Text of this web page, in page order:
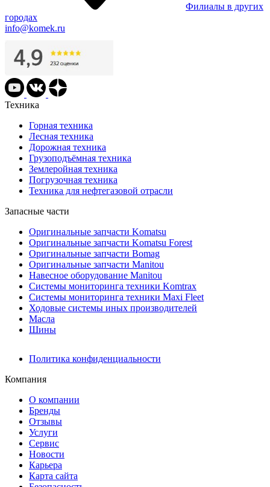
Филиалы в других
городах
info@komek.ru
Техника
Горная техника
Лесная техника
Дорожная техника
Грузоподъёмная техника
Землеройная техника
Погрузочная техника
Техника для нефтегазовой отрасли
Запасные части
Оригинальные запчасти Komatsu
Оригинальные запчасти Komatsu Forest
Оригинальные запчасти Bomag
Оригинальные запчасти Manitou
Навесное оборудование Manitou
Системы мониторинга техники Komtrax
Системы мониторинга техники Maxi Fleet
Ходовые системы иных производителей
Масла
Шины
Политика конфиденциальности
Компания
О компании
Бренды
Отзывы
Услуги
Сервис
Новости
Карьера
Карта сайта